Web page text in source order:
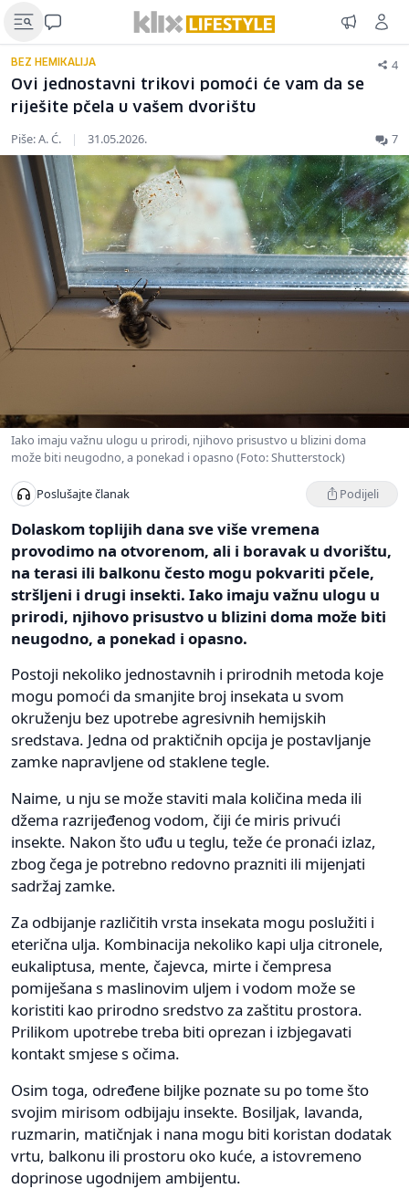
BEZ HEMIKALIJA 4
Ovi jednostavni trikovi pomoći će vam da se
riješite pčela u vašem dvorištu
Piše: A. Ć. | 31.05.2026. 7
Iako imaju važnu ulogu u prirodi, njihovo prisustvo u blizini doma
može biti neugodno, a ponekad i opasno (Foto: Shutterstock)
Poslušajte članak Podijeli
Dolaskom toplijih dana sve više vremena
provodimo na otvorenom, ali i boravak u dvorištu,
na terasi ili balkonu često mogu pokvariti pčele,
stršljeni i drugi insekti. Iako imaju važnu ulogu u
prirodi, njihovo prisustvo u blizini doma može biti
neugodno, a ponekad i opasno.
Postoji nekoliko jednostavnih i prirodnih metoda koje
mogu pomoći da smanjite broj insekata u svom
okruženju bez upotrebe agresivnih hemijskih
sredstava. Jedna od praktičnih opcija je postavljanje
zamke napravljene od staklene tegle.
Naime, u nju se može staviti mala količina meda ili
džema razrijeđenog vodom, čiji će miris privući
insekte. Nakon što uđu u teglu, teže će pronaći izlaz,
zbog čega je potrebno redovno prazniti ili mijenjati
sadržaj zamke.
Za odbijanje različitih vrsta insekata mogu poslužiti i
eterična ulja. Kombinacija nekoliko kapi ulja citronele,
eukaliptusa, mente, čajevca, mirte i čempresa
pomiješana s maslinovim uljem i vodom može se
koristiti kao prirodno sredstvo za zaštitu prostora.
Prilikom upotrebe treba biti oprezan i izbjegavati
kontakt smjese s očima.
Osim toga, određene biljke poznate su po tome što
svojim mirisom odbijaju insekte. Bosiljak, lavanda,
ruzmarin, matičnjak i nana mogu biti koristan dodatak
vrtu, balkonu ili prostoru oko kuće, a istovremeno
doprinose ugodnijem ambijentu.